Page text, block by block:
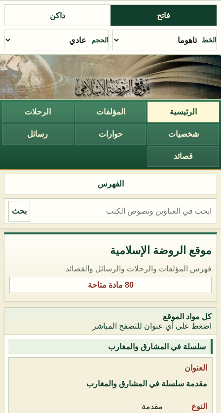
فاتح داكن
الخط الحجم
الرئيسية المؤلفات الرحلات
شخصيات حوارات رسائل
قصائد
الفهرس
بحث
موقع الروضة الإسلامية
فهرس المؤلفات والرحلات والرسائل والقصائد
80 مادة متاحة
كل مواد الموقع
اضغط على أي عنوان للتصفح المباشر
سلسلة في المشارق والمغارب
مقدمة سلسلة في المشارق والمغارب
مقدمة